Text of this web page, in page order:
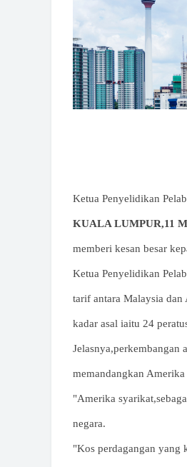
Ketua Penyelidikan
KUALA LUMPUR,11
memberi kesan besar
Ketua Penyelidikan
tarif antara Malaysia
kadar asal iaitu 24
Jelasnya,perkembangan
memandangkan
"Amerika
negara.
"Kos perdagangan yang